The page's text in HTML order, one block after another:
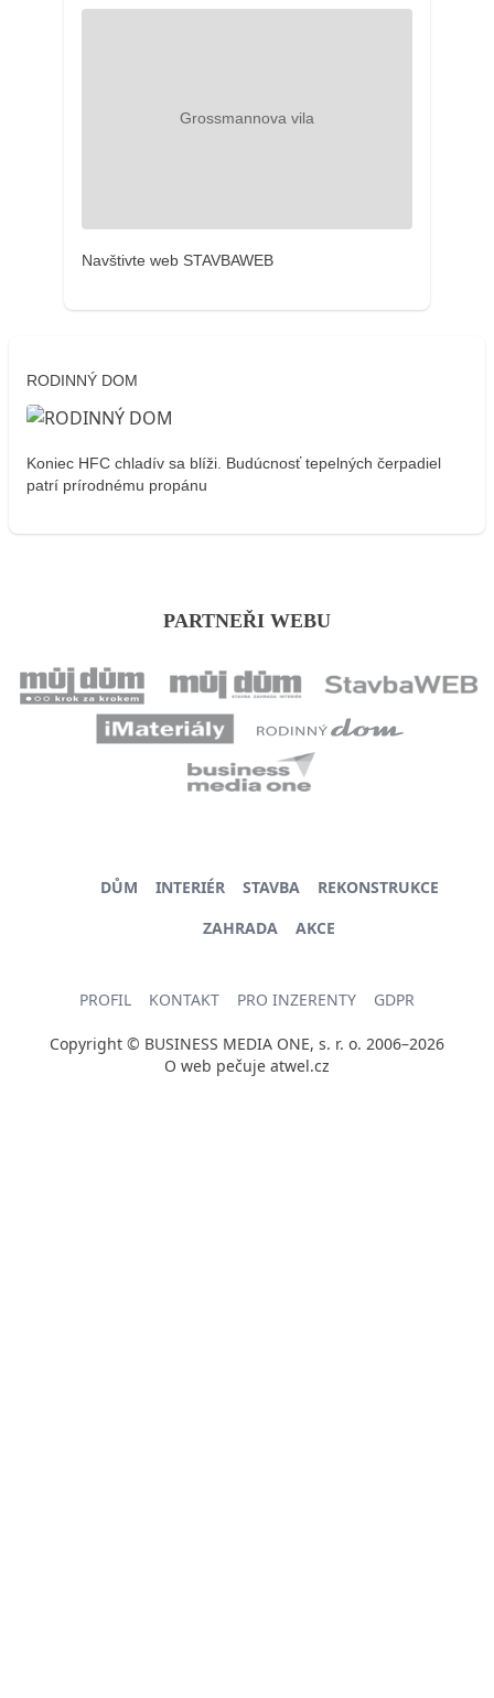
Navštivte web STAVBAWEB
RODINNÝ DOM
Koniec HFC chladív sa blíži. Budúcnosť tepelných čerpadiel
patrí prírodnému propánu
PARTNEŘI WEBU
DŮM INTERIÉR STAVBA
REKONSTRUKCE
ZAHRADA
AKCE
PROFIL KONTAKT PRO INZERENTY GDPR
Copyright © BUSINESS MEDIA ONE, s. r. o. 2006–2026